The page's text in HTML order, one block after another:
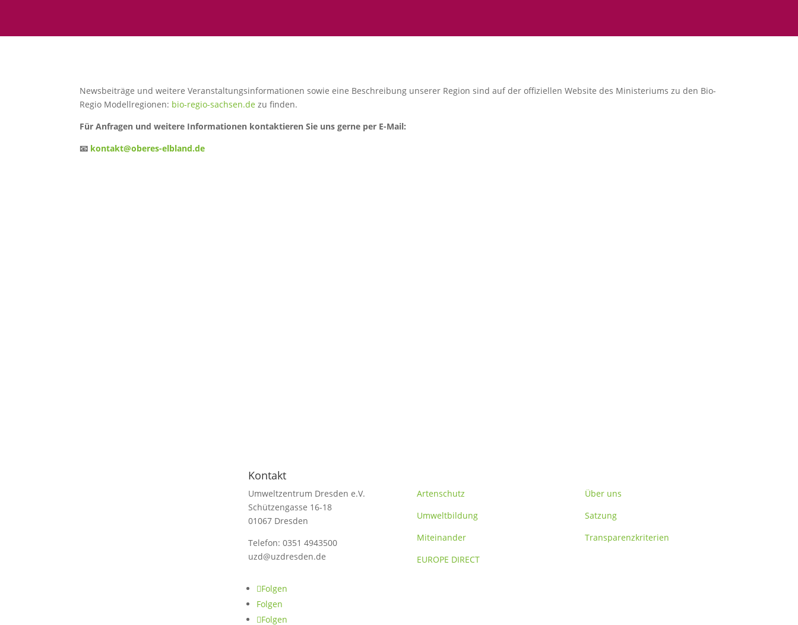
Newsbeiträge und weitere Veranstaltungsinformationen sowie eine Beschreibung unserer Region sind auf der offiziellen Website des Ministeriums zu den Bio-
Regio Modellregionen: bio-regio-sachsen.de zu finden.
Für Anfragen und weitere Informationen kontaktieren Sie uns gerne per E-Mail:
📧 kontakt@oberes-elbland.de
Kontakt
Umweltzentrum Dresden e.V.
Schützengasse 16-18
01067 Dresden
Telefon: 0351 4943500
uzd@uzdresden.de
Folgen
Folgen
Folgen
Artenschutz
Umweltbildung
Miteinander
EUROPE DIRECT
Über uns
Satzung
Transparenzkriterien